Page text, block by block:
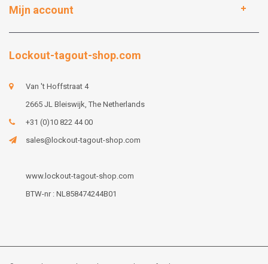
Mijn account
Lockout-tagout-shop.com
Van 't Hoffstraat 4
2665 JL Bleiswijk, The Netherlands
+31 (0)10 822 44 00
sales@lockout-tagout-shop.com
www.lockout-tagout-shop.com
BTW-nr : NL858474244B01